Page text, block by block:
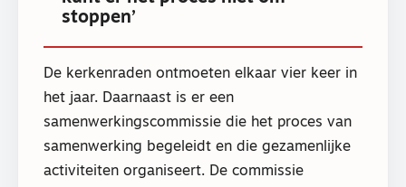
stoppen’
De kerkenraden ontmoeten elkaar vier keer in
het jaar. Daarnaast is er een
samenwerkingscommissie die het proces van
samenwerking begeleidt en die gezamenlijke
activiteiten organiseert. De commissie